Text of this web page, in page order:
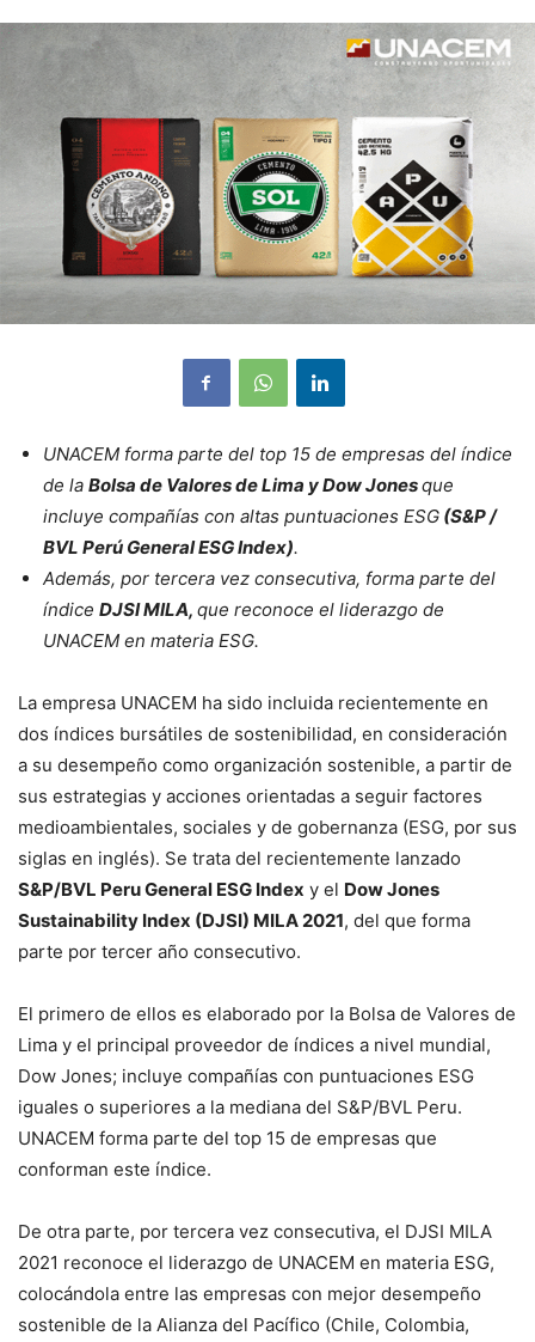
UNACEM forma parte del top 15 de empresas del índice
de la Bolsa de Valores de Lima y Dow Jonesque
incluye compañías con altas puntuaciones ESG (S&P /
BVL Perú General ESG Index).
Además, por tercera vez consecutiva, forma parte del
índice DJSI MILA, que reconoce el liderazgo de
UNACEM en materia ESG.
La empresa UNACEM ha sido incluida recientemente en
dos índices bursátiles de sostenibilidad, en consideración
a su desempeño como organización sostenible, a partir de
sus estrategias y acciones orientadas a seguir factores
medioambientales, sociales y de gobernanza (ESG, por sus
siglas en inglés). Se trata del recientemente lanzado
S&P/BVL Peru General ESG Index y el Dow Jones
Sustainability Index (DJSI) MILA 2021, del que forma
parte por tercer año consecutivo.
El primero de ellos es elaborado por la Bolsa de Valores de
Lima y el principal proveedor de índices a nivel mundial,
Dow Jones; incluye compañías con puntuaciones ESG
iguales o superiores a la mediana del S&P/BVL Peru.
UNACEM forma parte del top 15 de empresas que
conforman este índice.
De otra parte, por tercera vez consecutiva, el DJSI MILA
2021 reconoce el liderazgo de UNACEM en materia ESG,
colocándola entre las empresas con mejor desempeño
sostenible de la Alianza del Pacífico (Chile, Colombia,